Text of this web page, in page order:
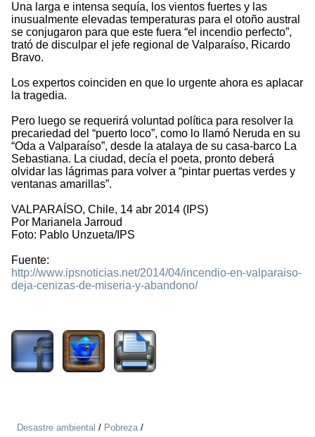
Una larga e intensa sequía, los vientos fuertes y las
inusualmente elevadas temperaturas para el otoño austral
se conjugaron para que este fuera “el incendio perfecto”,
trató de disculpar el jefe regional de Valparaíso, Ricardo
Bravo.
Los expertos coinciden en que lo urgente ahora es aplacar
la tragedia.
Pero luego se requerirá voluntad política para resolver la
precariedad del “puerto loco”, como lo llamó Neruda en su
“Oda a Valparaíso”, desde la atalaya de su casa-barco La
Sebastiana. La ciudad, decía el poeta, pronto deberá
olvidar las lágrimas para volver a “pintar puertas verdes y
ventanas amarillas”.
VALPARAÍSO, Chile, 14 abr 2014 (IPS)
Por Marianela Jarroud
Foto: Pablo Unzueta/IPS
Fuente:
http://www.ipsnoticias.net/2014/04/incendio-en-valparaiso-
deja-cenizas-de-miseria-y-abandono/
Desastre ambiental / Pobreza/